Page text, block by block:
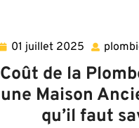
01 juillet 2025 01
juillet
2025
Coût de la
une Maison
qu’il faut